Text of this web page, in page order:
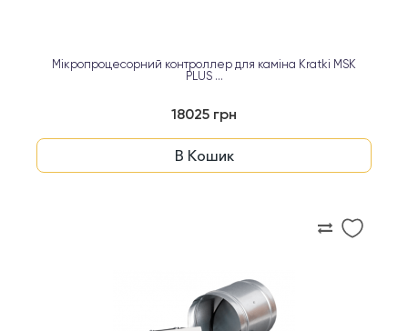
Мікропроцесорний контроллер для каміна Kratki MSK
PLUS ...
18025 грн
В Кошик